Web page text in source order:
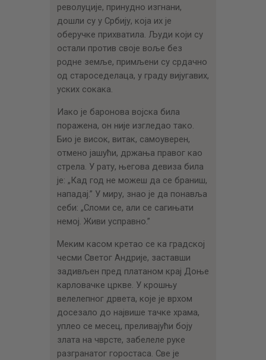
револуције, принудно изгнани,
дошли су у Србију, која их је
оберучке прихватила. Људи који су
остали против своје воље без
родне земље, примљени су срдачно
од староседелаца, у граду вијугавих,
уских сокака.
Иако је баронова војска била
поражена, он није изгледао тако.
Био је висок, витак, самоуверен,
отмено јашући, држања правог као
стрела. У рату, његова девиза била
је: „Кад год не можеш да се браниш,
нападај.” У миру, знао је да понавља
себи: „Сломи се, али се сагињати
немој. Живи усправно.”
Меким касом кретао се ка градској
чесми Светог Андрије, заставши
задивљен пред платаном крај Доње
карловачке цркве. У крошњу
велелепног дрвета, које је врхом
досезало до највише тачке храма,
уплео се месец, преливајући боју
злата на чврсте, забелеле руке
разгранатог горостаса. Све је